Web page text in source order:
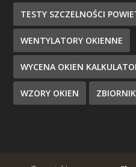
TESTY SZCZELNOŚCI
WENTYLATORY OKIENNE
WYCENA OKIEN
WZORY OKIEN